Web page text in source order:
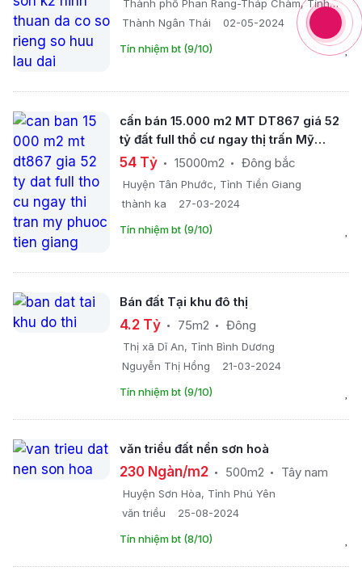
Thành phố Phan Rang-Tháp Chàm, Tỉnh
Ninh Thuận
Thành Ngân Thái
02-05-2024
Tín nhiệm bt (9/10)
cấn bán 15.000 m2 MT DT867 giá 52
tỷ đất full thổ cư ngay thị trấn Mỹ
Phước, Tiền Giang
54 Tỷ 15000m2 Đông bắc
Huyện Tân Phước, Tỉnh Tiền Giang
thành ka
27-03-2024
Tín nhiệm bt (9/10)
Bán đất Tại khu đô thị
4.2 Tỷ 75m2 Đông
Thị xã Dĩ An, Tỉnh Bình Dương
Nguyễn Thị Hồng
21-03-2024
Tín nhiệm bt (9/10)
văn triều đất nền sơn hoà
230 Ngàn/m2 500m2 Tây nam
Huyện Sơn Hòa, Tỉnh Phú Yên
văn triều
25-08-2024
Tín nhiệm bt (8/10)